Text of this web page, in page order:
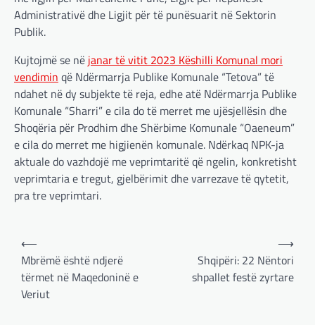
Administrativë dhe Ligjit për të punësuarit në Sektorin
Publik.
Kujtojmë se në janar të vitit 2023 Këshilli Komunal mori
vendimin që Ndërmarrja Publike Komunale “Tetova” të
ndahet në dy subjekte të reja, edhe atë Ndërmarrja Publike
Komunale “Sharri” e cila do të merret me ujësjellësin dhe
Shoqëria për Prodhim dhe Shërbime Komunale “Oaeneum”
e cila do merret me higjienën komunale. Ndërkaq NPK-ja
aktuale do vazhdojë me veprimtaritë që ngelin, konkretisht
veprimtaria e tregut, gjelbërimit dhe varrezave të qytetit,
pra tre veprimtari.
Post
navigation
⟵
Mbrëmë është ndjerë
tërmet në Maqedoninë e
Veriut
Shqipëri: 22 Nëntori
shpallet festë zyrtare
⟶